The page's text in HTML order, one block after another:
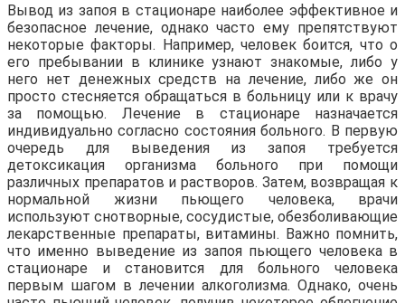
Вывод из запоя в стационаре наиболее эффективное и
безопасное лечение, однако часто ему препятствуют
некоторые факторы. Например, человек боится, что о
его пребывании в клинике узнают знакомые, либо у
него нет денежных средств на лечение, либо же он
просто стесняется обращаться в больницу или к врачу
за помощью. Лечение в стационаре назначается
индивидуально согласно состояния больного. В первую
очередь для выведения из запоя требуется
детоксикация организма больного при помощи
различных препаратов и растворов. Затем, возвращая к
нормальной жизни пьющего человека, врачи
используют снотворные, сосудистые, обезболивающие
лекарственные препараты, витамины. Важно помнить,
что именно выведение из запоя пьющего человека в
стационаре и становится для больного человека
первым шагом в лечении алкоголизма. Однако, очень